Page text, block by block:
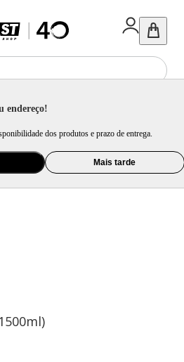
endereço!
dos produtos e prazo de entrega.
Mais tarde